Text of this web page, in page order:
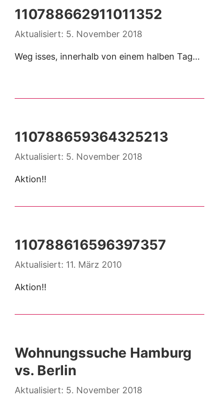
110788662911011352
5. November 2018
Weg isses, innerhalb von einem halben Tag…
110788659364325213
5. November 2018
Aktion!!
110788616596397357
11. März 2010
Aktion!!
Wohnungssuche Hamburg
vs. Berlin
5. November 2018